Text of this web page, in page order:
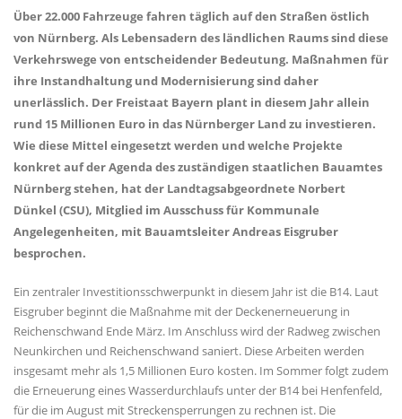
Über 22.000 Fahrzeuge fahren täglich auf den Straßen östlich
von Nürnberg. Als Lebensadern des ländlichen Raums sind diese
Verkehrswege von entscheidender Bedeutung. Maßnahmen für
ihre Instandhaltung und Modernisierung sind daher
unerlässlich. Der Freistaat Bayern plant in diesem Jahr allein
rund 15 Millionen Euro in das Nürnberger Land zu investieren.
Wie diese Mittel eingesetzt werden und welche Projekte
konkret auf der Agenda des zuständigen staatlichen Bauamtes
Nürnberg stehen, hat der Landtagsabgeordnete Norbert
Dünkel (CSU), Mitglied im Ausschuss für Kommunale
Angelegenheiten, mit Bauamtsleiter Andreas Eisgruber
besprochen.
Ein zentraler Investitionsschwerpunkt in diesem Jahr ist die B14. Laut
Eisgruber beginnt die Maßnahme mit der Deckenerneuerung in
Reichenschwand Ende März. Im Anschluss wird der Radweg zwischen
Neunkirchen und Reichenschwand saniert. Diese Arbeiten werden
insgesamt mehr als 1,5 Millionen Euro kosten. Im Sommer folgt zudem
die Erneuerung eines Wasserdurchlaufs unter der B14 bei Henfenfeld,
für die im August mit Streckensperrungen zu rechnen ist. Die